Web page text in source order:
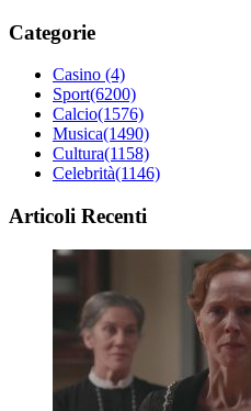
Categorie
Casino (4)
Sport(6200)
Calcio(1576)
Musica(1490)
Cultura(1158)
Celebrità(1146)
Articoli Recenti